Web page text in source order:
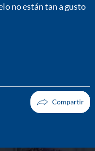
no están tan a gusto